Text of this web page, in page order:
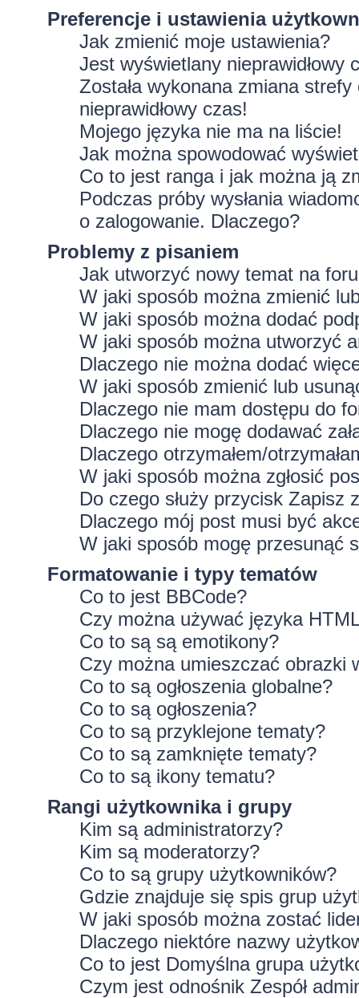
Preferencje i ustawienia
Jak zmienić moje ustawienia?
Jest wyświetlany nieprawidłowy
Została wykonana zmiana
nieprawidłowy czas!
Mojego języka nie ma na liście!
Jak można spowodować
Co to jest ranga i jak można ją
Podczas próby wysłania
o zalogowanie. Dlaczego?
Problemy z pisaniem
Jak utworzyć nowy temat na
W jaki sposób można zmienić
W jaki sposób można dodać
W jaki sposób można utworzyć
Dlaczego nie można dodać
W jaki sposób zmienić lub
Dlaczego nie mam dostępu do
Dlaczego nie mogę dodawać
Dlaczego otrzymałem/
W jaki sposób można zgłosić
Do czego służy przycisk Zapisz
Dlaczego mój post musi być
W jaki sposób mogę przesunąć
Formatowanie i typy tematów
Co to jest BBCode?
Czy można używać języka
Co to są są emotikony?
Czy można umieszczać obrazki
Co to są ogłoszenia globalne?
Co to są ogłoszenia?
Co to są przyklejone tematy?
Co to są zamknięte tematy?
Co to są ikony tematu?
Rangi użytkownika i grupy
Kim są administratorzy?
Kim są moderatorzy?
Co to są grupy użytkowników?
Gdzie znajduje się spis grup
W jaki sposób można zostać
Dlaczego niektóre nazwy
Co to jest Domyślna grupa
Czym jest odnośnik Zespół